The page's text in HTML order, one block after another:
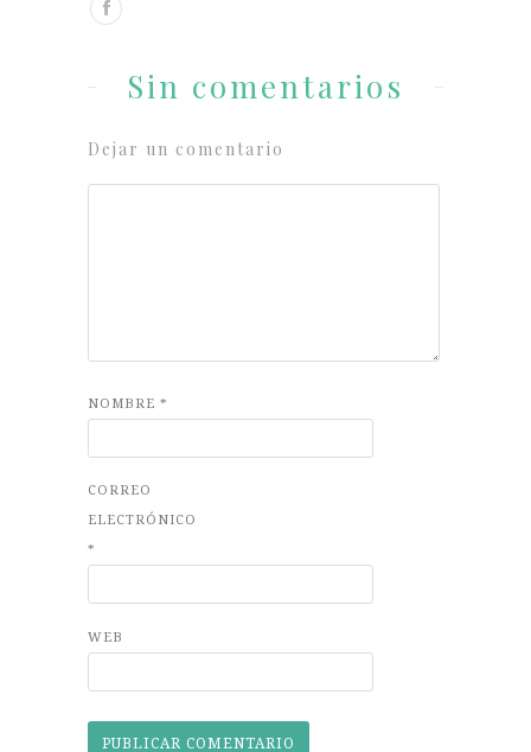
Sin comentarios
Dejar un comentario
NOMBRE *
CORREO
ELECTRÓNICO
*
WEB